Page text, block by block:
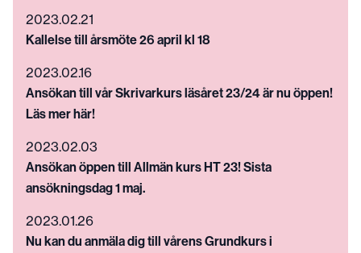
2023.02.21
Kallelse till årsmöte 26 april kl 18
2023.02.16
Ansökan till vår Skrivarkurs läsåret 23/24 är nu öppen!
Läs mer här!
2023.02.03
Ansökan öppen till Allmän kurs HT 23! Sista
ansökningsdag 1 maj.
2023.01.26
Nu kan du anmäla dig till vårens Grundkurs i